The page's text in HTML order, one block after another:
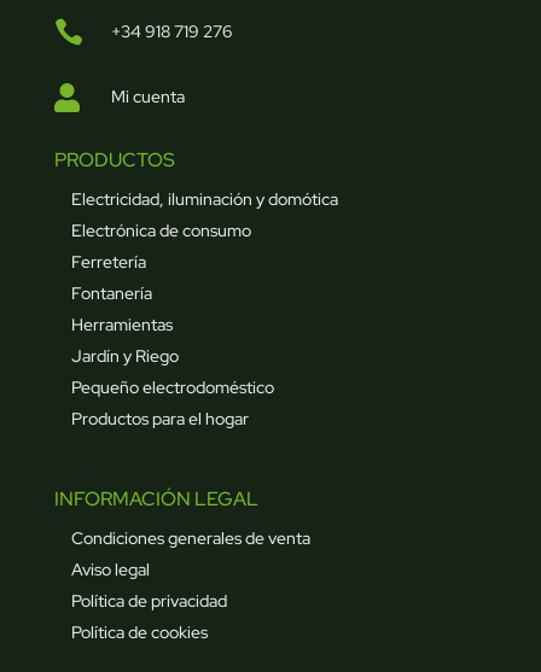
 +34 918 719 276
 Mi cuenta
PRODUCTOS
Electricidad, iluminación y domótica
Electrónica de consumo
Ferretería
Fontanería
Herramientas
Jardín y Riego
Pequeño electrodoméstico
Productos para el hogar
INFORMACIÓN LEGAL
Condiciones generales de venta
Aviso legal
Política de privacidad
Política de cookies